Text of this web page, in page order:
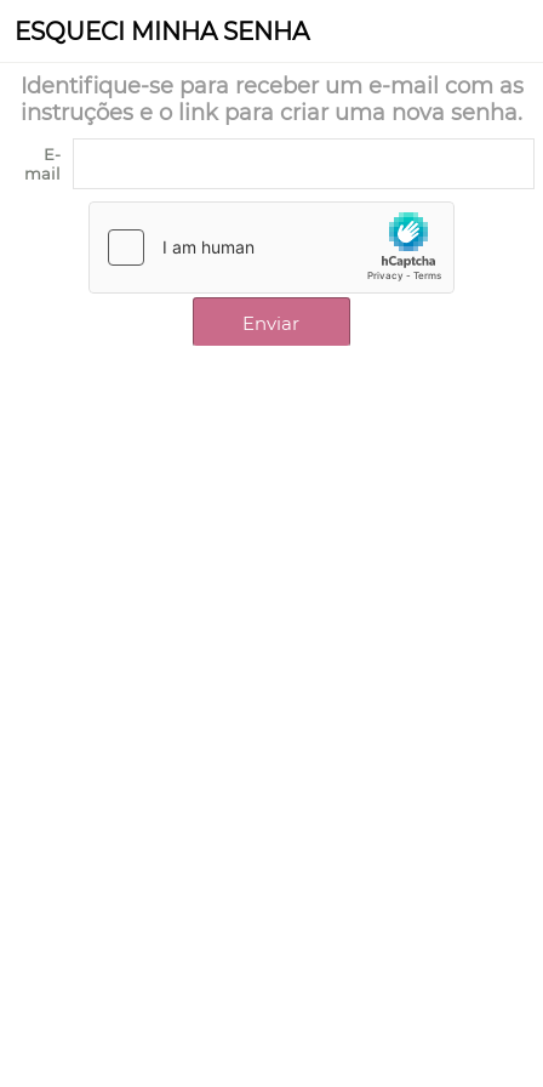
ESQUECI MINHA SENHA
Identifique-se para receber um e-mail com as
instruções e o link para criar uma nova senha.
E-
mail
Enviar